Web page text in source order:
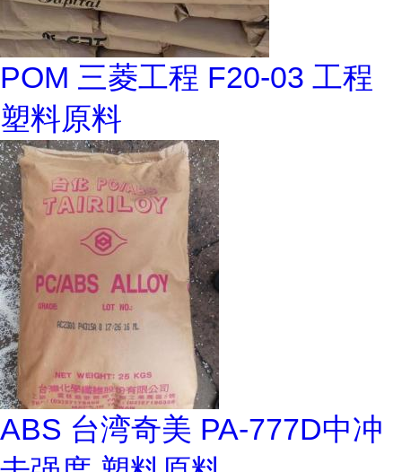
POM 三菱工程 F20-03 工程
塑料原料
ABS 台湾奇美 PA-777D中冲